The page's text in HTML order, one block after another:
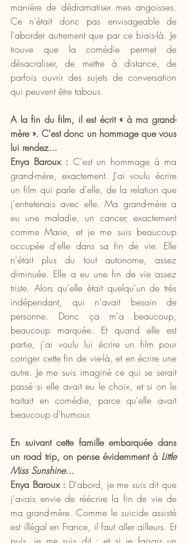
manière de dédramatiser mes angoisses.
Ce n'était donc pas envisageable de
l'aborder autrement que par ce biais-là. Je
trouve que la comédie permet de
désacraliser, de mettre à distance, de
parfois ouvrir des sujets de conversation
qui peuvent être tabous.
A la fin du film, il est écrit « à ma grand-
mère ». C'est donc un hommage que vous
lui rendez...
Enya Baroux : C'est un hommage à ma
grand-mère, exactement. J'ai voulu écrire
un film qui parle d'elle, de la relation que
j'entretenais avec elle. Ma grand-mère a
eu une maladie, un cancer, exactement
comme Marie, et je me suis beaucoup
occupée d'elle dans sa fin de vie. Elle
n'était plus du tout autonome, assez
diminuée. Elle a eu une fin de vie assez
triste. Alors qu'elle était quelqu'un de très
indépendant, qui n'avait besoin de
personne. Donc ça m'a beaucoup,
beaucoup marquée. Et quand elle est
partie, j'ai voulu lui écrire un film pour
corriger cette fin de vie-là, et en écrire une
autre. Je me suis imaginé ce qui se serait
passé si elle avait eu le choix, et si on le
traitait en comédie, parce qu'elle avait
beaucoup d'humour.
En suivant cette famille embarquée dans
un road trip, on pense évidemment à Little
Miss Sunshine...
Enya Baroux : D'abord, je me suis dit que
j'avais envie de réécrire la fin de vie de
ma grand-mère. Comme le suicide assisté
est illégal en France, il faut aller ailleurs. Et